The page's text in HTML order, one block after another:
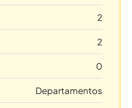
2
2
0
Departamentos